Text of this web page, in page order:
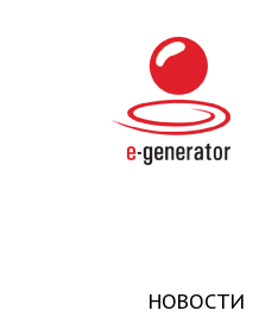
НОВОСТИ